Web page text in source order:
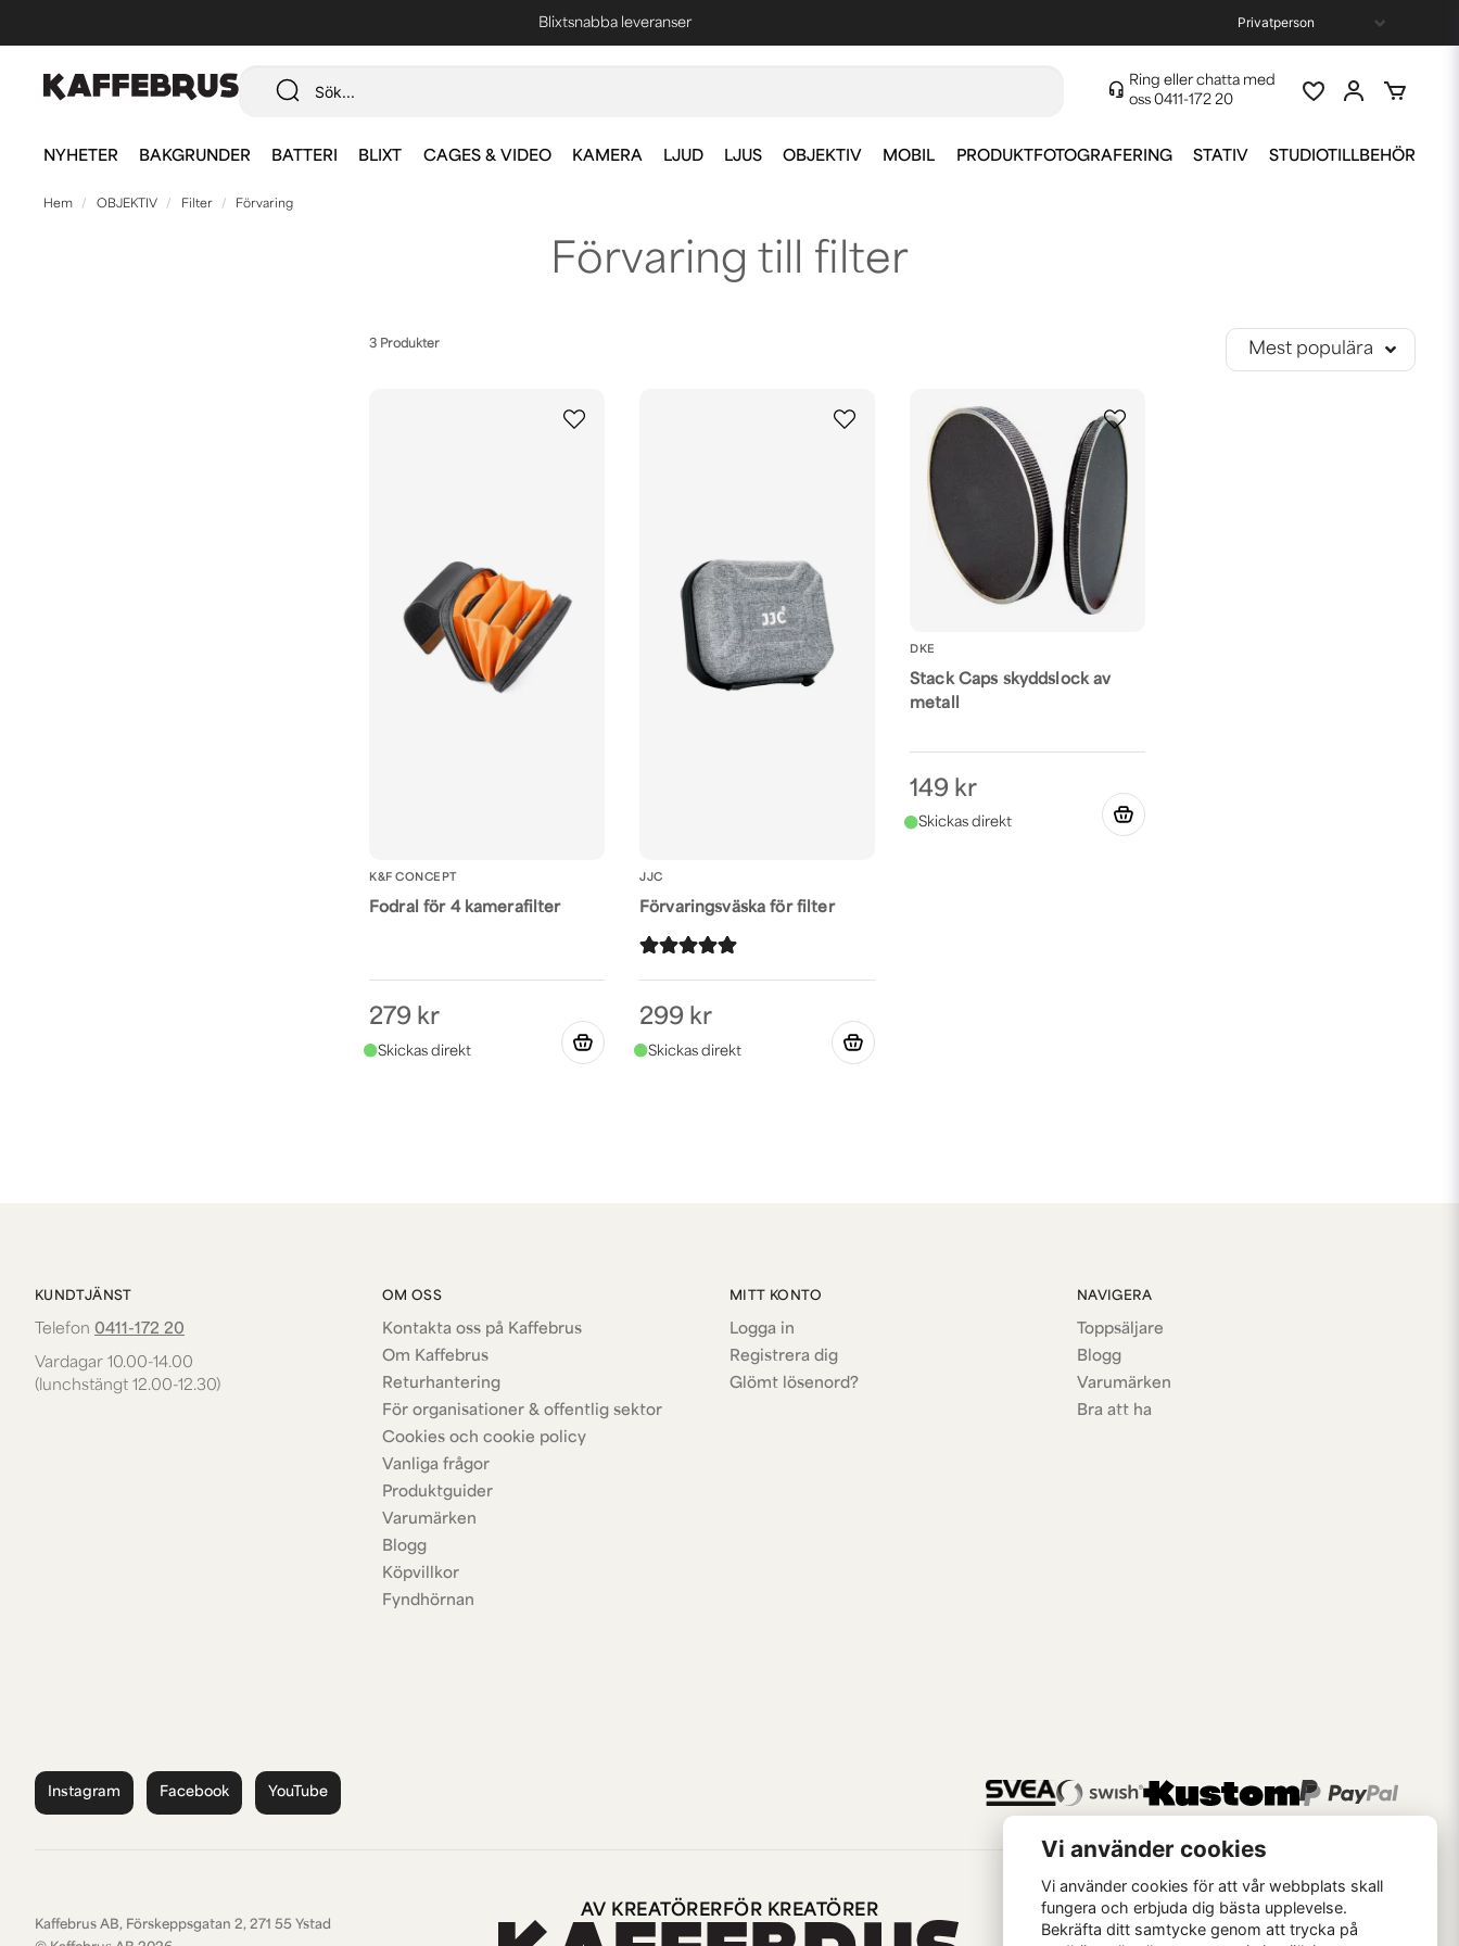
Blixtsnabba leveranser
Ring eller chatta med
oss 0411-172 20
NYHETER BAKGRUNDER BATTERI BLIXT CAGES & VIDEO KAMERA LJUD LJUS OBJEKTIV MOBIL PRODUKTFOTOGRAFERING STATIV STUDIOTILLBEHÖR
Hem OBJEKTIV Filter Förvaring
Förvaring till filter
3 Produkter Mest populära
K&F CONCEPT
Fodral för 4 kamerafilter
279 kr
JJC
Förvaringsväska för filter
299 kr
DKE
Stack Caps skyddslock av
metall
149 kr
KUNDTJÄNST
Telefon 0411-172 20
Vardagar 10.00-14.00
(lunchstängt 12.00-12.30)
OM OSS
Kontakta oss på Kaffebrus
Om Kaffebrus
Returhantering
För organisationer & offentlig sektor
Cookies och cookie policy
Vanliga frågor
Produktguider
Varumärken
Blogg
Köpvillkor
Fyndhörnan
MITT KONTO
Logga in
Registrera dig
Glömt lösenord?
NAVIGERA
Toppsäljare
Blogg
Varumärken
Bra att ha
Instagram Facebook YouTube
Kaffebrus AB, Förskeppsgatan 2, 271 55 Ystad
AV KREATÖRER FÖR KREATÖRER
Vi använder cookies
Vi använder cookies för att vår webbplats skall
fungera och erbjuda dig bästa upplevelse.
Bekräfta ditt samtycke genom att trycka på